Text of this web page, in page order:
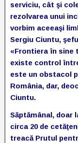
serviciu, cât şi
rezolvarea unui
vorbim aceeaşi
Sergiu Ciuntu,
«Frontiera în sine
existe control
este un obstacol
România, dar,
Ciuntu.
Săptămânal, doar
circa 20 de
treacă Prutul